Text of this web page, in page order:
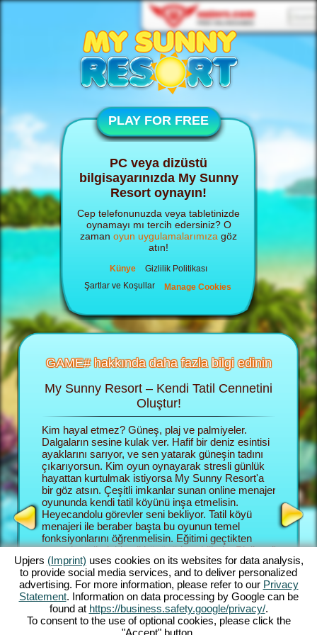
PLAY FOR FREE
PC veya dizüstü
bilgisayarınızda My Sunny
Resort oynayın!
Cep telefonunuzda veya tabletinizde
oynamayı mı tercih edersiniz? O
zaman oyun uygulamalarımıza göz
atın!
Künye
Gizlilik Politikası
Şartlar ve Koşullar
Manage Cookies
GAME# hakkında daha fazla bilgi edinin
bilgi
My Sunny Resort – Kendi Tatil Cennetini
Oluştur!
Kim hayal etmez? Güneş, plaj ve palmiyeler.
Dalgaların sesine kulak ver. Hafif bir deniz esintisi
ayaklarını sarıyor, ve sen yatarak güneşin tadını
çıkarıyorsun. Kim oyun oynayarak stresli günlük
hayattan kurtulmak istiyorsa My Sunny Resort'a
bir göz atsın. Çeşitli imkanlar sunan online menajer
oyununda kendi tatil köyünü inşa etmelisin.
Heyecandolu görevler seni bekliyor. Tatil köyü
menajeri ile beraber başta bu oyunun temel
fonksiyonlarını öğrenmelisin. Eğitimi geçtikten
sonra hayalindeki tatil köyünü kurabilirsin. Plajlı tatil
köyü sana ait olacaktır. Büyük planlara sahipsin.
En büyük hedefin müşterilerine bir daha
unutamayacakları bir tatil yaşatabilmek ve tatil
köyünün sınıflandırmasını 5 yıldıza çıkarmak.
Hedefe ulaşmak için çeşitli imkanlar ve
fonksiyonlar sana yardımcı olacak. Oyunda ne
gide
o kadar
Sunny
hemde
Bu
ortaya
zeminini
kendin
Upjers (Imprint) uses cookies on its websites for data analysis,
to provide social media services, and to deliver personalized
advertising. For more information, please refer to our Privacy
Statement. Information on data processing by Google can be
found at https://business.safety.google/privacy/.
To consent to the use of optional cookies, please click the
"Accept" button.